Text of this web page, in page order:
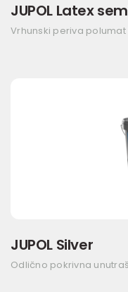
JUPOL Latex
Vrhunski periva
JUPOL Silver
Odlično pokrivna